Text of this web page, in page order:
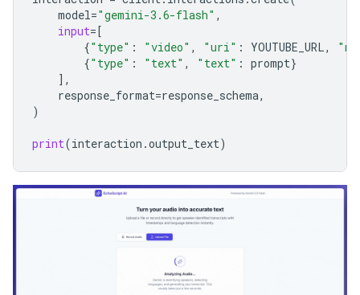
model="gemini-3.6-flash" ,
input=[
{"type" : "video" , "uri" : YOUTUBE_URL,
{"type" : "text" , "text" : prompt}
],
response_format=response_schema,
)
print(interaction .output_text)